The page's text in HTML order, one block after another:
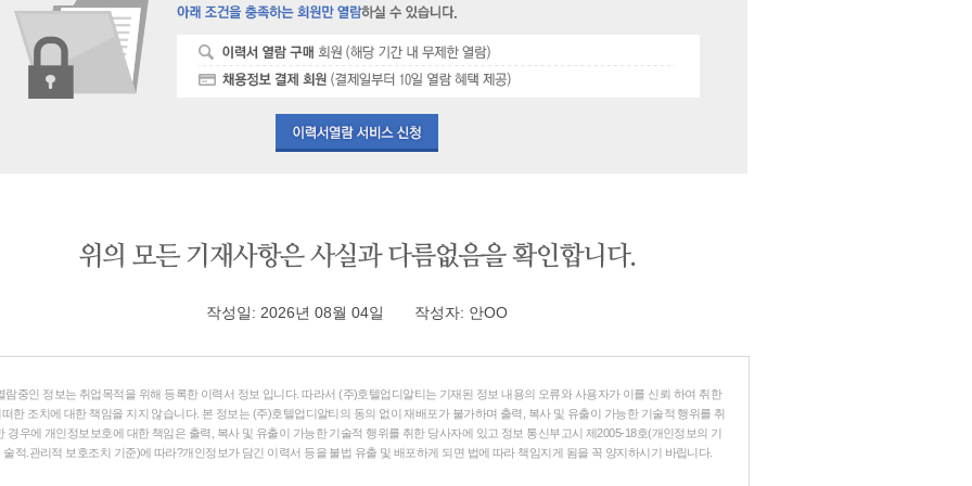
작성일: 2026년 08월 04일 작성자: 안OO
람중인 정보는 취업목적을 위해 등록한 이력서 정보 입니다. 따라서 (주)호텔업디알티는 기재된 정보 내용의 오류와 사용자가 이를 신뢰 하여 취한
한 조치에 대한 책임을 지지 않습니다. 본 정보는 (주)호텔업디알티의 동의 없이 재배포가 불가하며 출력, 복사 및 유출이 가능한 기술적 행위를 취
경우에 개인정보보호에 대한 책임은 출력, 복사 및 유출이 가능한 기술적 행위를 취한 당사자에 있고 정보 통신부고시 제2005-18호(개인정보의 기
술적.관리적 보호조치 기준)에 따라?개인정보가 담긴 이력서 등을 불법 유출 및 배포하게 되면 법에 따라 책임지게 됨을 꼭 양지하시기 바립니다.